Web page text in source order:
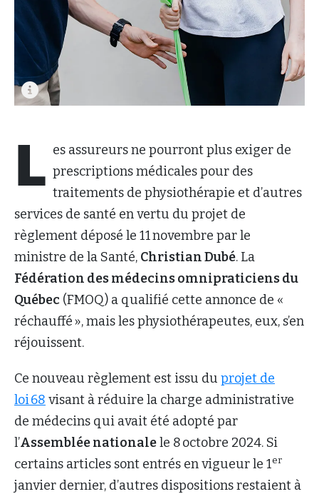
L es assureurs ne pourront plus exiger de
prescriptions médicales pour des
traitements de physiothérapie et d’autres
services de santé en vertu du projet de
règlement déposé le 11 novembre par le
ministre de la Santé, Christian Dubé. La
Fédération des médecins omnipraticiens du
Québec (FMOQ) a qualifié cette annonce de «
réchauffé », mais les physiothérapeutes, eux, s’en
réjouissent.
Ce nouveau règlement est issu du projet de
loi 68 visant à réduire la charge administrative
de médecins qui avait été adopté par
l’Assemblée nationalele 8 octobre 2024. Si
certains articles sont entrés en vigueur le 1er
janvier dernier, d’autres dispositions restaient à